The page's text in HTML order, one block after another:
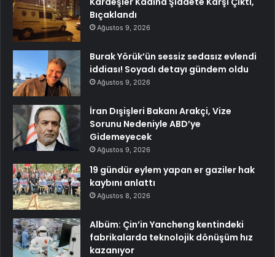
Bıçaklandı
Ağustos 9, 2026
Burak Yörük’ün sessiz sedasız evlendi
iddiası! Soyadı detayı gündem oldu
Ağustos 9, 2026
İran Dışişleri Bakanı Arakçi, Vize
Sorunu Nedeniyle ABD’ye
Gidemeyecek
Ağustos 9, 2026
19 gündür eylem yapan er gaziler hak
kaybını anlattı
Ağustos 8, 2026
Albüm: Çin’in Yancheng kentindeki
fabrikalarda teknolojik dönüşüm hız
kazanıyor